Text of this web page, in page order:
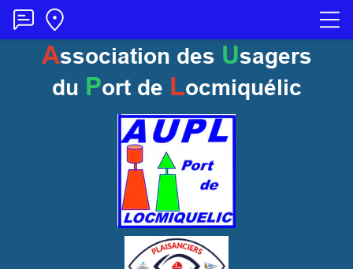
Association des Usagers
du Port de Locmiquélic